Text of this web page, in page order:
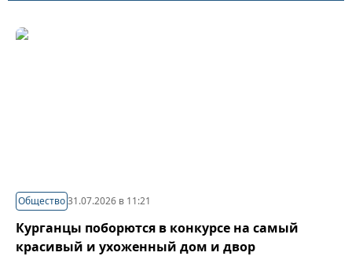
Общество31.07.2026 в 11:21
Курганцы поборются в конкурсе на самый
красивый и ухоженный дом и двор